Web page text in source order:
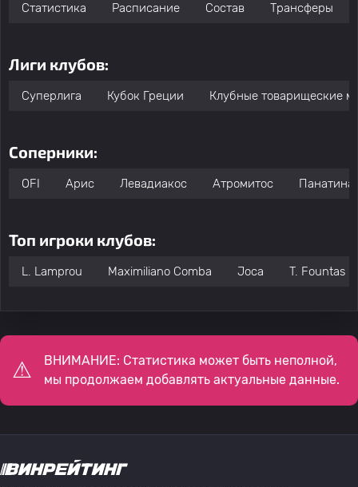
Статистика Расписание Состав Трансферы
Лиги клубов:
Суперлига Кубок Греции Клубные товарищеские
Соперники:
OFI Арис Левадиакос Атромитос
Топ игроки клубов:
L. Lamprou Maximiliano Comba Joca T. Fountas
ВНИМАНИЕ: Статистика может быть неполной,
мы продолжаем добавлять актуальные данные.